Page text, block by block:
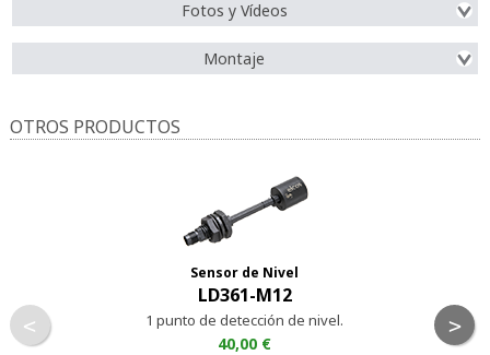
Fotos y Vídeos
Montaje
OTROS PRODUCTOS
<
Sensor de Nivel
LD361-M12
1 punto de detección de nivel.
40,00 €
>